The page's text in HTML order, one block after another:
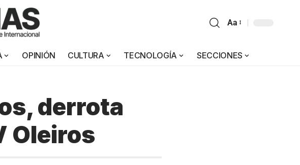
Aa
OPINIÓN CULTURA TECNOLOGÍA SECCIONES
derrota
Oleiros